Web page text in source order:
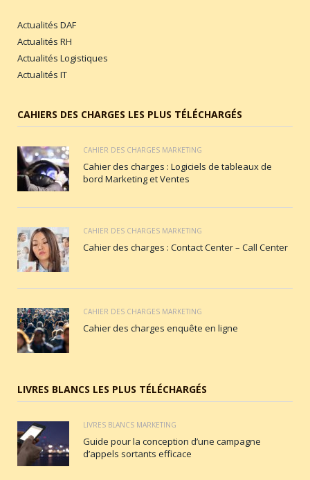
Actualités DAF
Actualités RH
Actualités Logistiques
Actualités IT
CAHIERS DES CHARGES LES PLUS TÉLÉCHARGÉS
CAHIER DES CHARGES MARKETING
Cahier des charges : Logiciels de tableaux de
bord Marketing et Ventes
CAHIER DES CHARGES MARKETING
Cahier des charges : Contact Center – Call Center
CAHIER DES CHARGES MARKETING
Cahier des charges enquête en ligne
LIVRES BLANCS LES PLUS TÉLÉCHARGÉS
LIVRES BLANCS MARKETING
Guide pour la conception d’une campagne
d’appels sortants efficace